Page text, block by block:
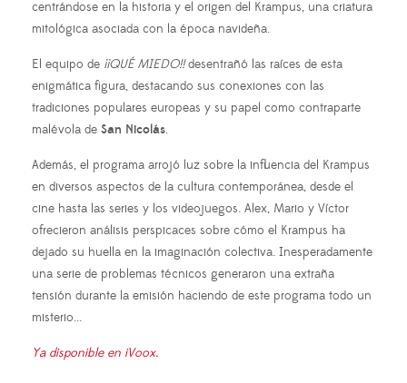
centrándose en la historia y el origen del Krampus, una criatura
mitológica asociada con la época navideña.
El equipo de ¡¡QUÉ MIEDO!!desentrañó las raíces de esta
enigmática figura, destacando sus conexiones con las
tradiciones populares europeas y su papel como contraparte
malévola de San Nicolás.
Además, el programa arrojó luz sobre la influencia del Krampus
en diversos aspectos de la cultura contemporánea, desde el
cine hasta las series y los videojuegos. Alex, Mario y Víctor
ofrecieron análisis perspicaces sobre cómo el Krampus ha
dejado su huella en la imaginación colectiva. Inesperadamente
una serie de problemas técnicos generaron una extraña
tensión durante la emisión haciendo de este programa todo un
misterio...
Ya disponible en iVoox.